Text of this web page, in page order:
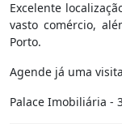
Excelente
vasto comércio,
Porto.
Agende já uma
Palace Imobiliária -